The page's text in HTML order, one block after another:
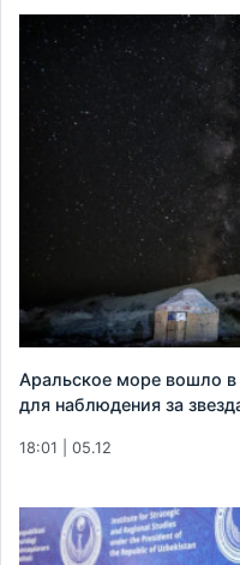
Аральское море вошло
для наблюдения за
18:01 | 05.12